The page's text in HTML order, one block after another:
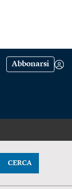
Abbonarsi
CERCA